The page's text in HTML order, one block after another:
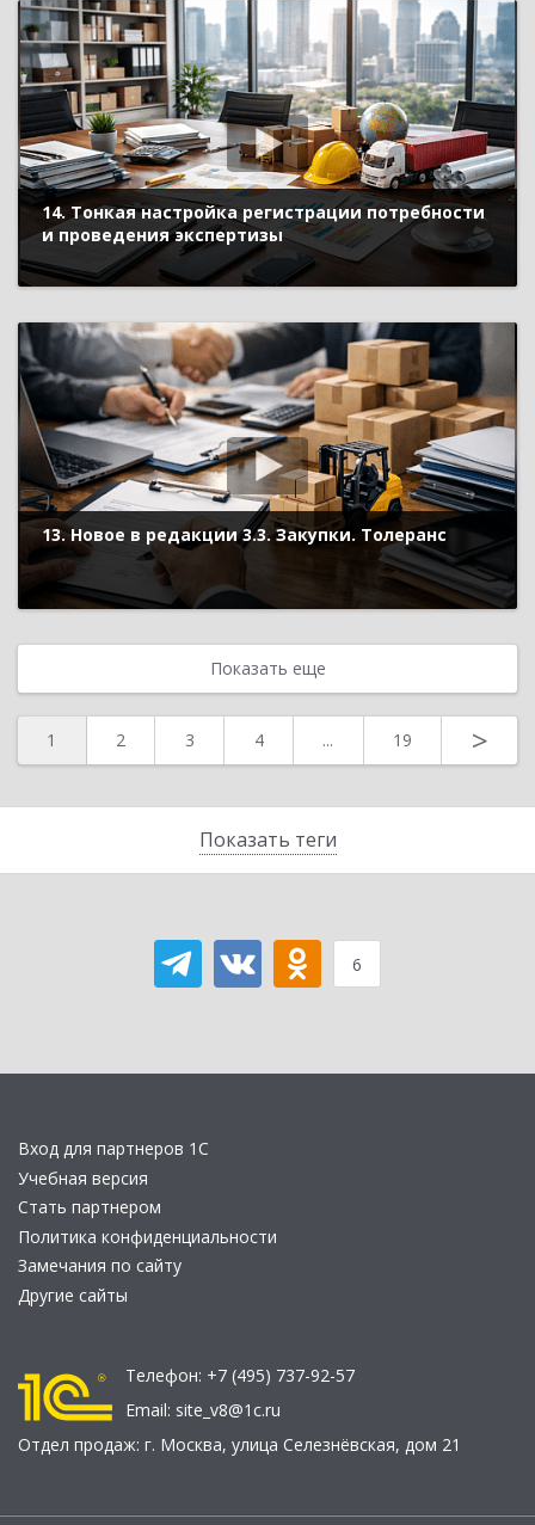
Показать теги
14. Тонкая настройка регистрации потребности
и проведения экспертизы
13. Новое в редакции 3.3. Закупки. Толеранс
Показать еще
1 2 3 4 ... 19 >
6
Вход для партнеров 1С
Учебная версия
Стать партнером
Политика конфиденциальности
Замечания по сайту
Другие сайты
Телефон: +7 (495) 737-92-57
Email: site_v8@1c.ru
Отдел продаж: г. Москва, улица Селезнёвская, дом 21